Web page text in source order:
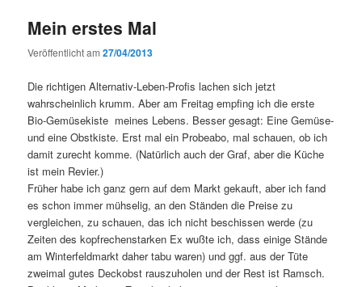
Mein erstes Mal
Veröffentlicht am27/04/2013
Die richtigen Alternativ-Leben-Profis lachen sich jetzt
wahrscheinlich krumm. Aber am Freitag empfing ich die erste
Bio-Gemüsekiste meines Lebens. Besser gesagt: Eine Gemüse-
und eine Obstkiste. Erst mal ein Probeabo, mal schauen, ob ich
damit zurecht komme. (Natürlich auch der Graf, aber die Küche
ist mein Revier.)
Früher habe ich ganz gern auf dem Markt gekauft, aber ich fand
es schon immer mühselig, an den Ständen die Preise zu
vergleichen, zu schauen, das ich nicht beschissen werde (zu
Zeiten des kopfrechenstarken Ex wußte ich, dass einige Stände
am Winterfeldmarkt daher tabu waren) und ggf. aus der Tüte
zweimal gutes Deckobst rauszuholen und der Rest ist Ramsch.